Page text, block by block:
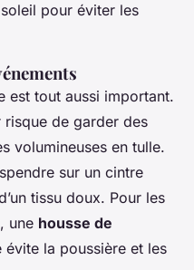
pour éviter les
est tout aussi important.
de garder des
volumineuses en tulle.
sur un cintre
tissu doux. Pour les
une housse de
évite la poussière et les